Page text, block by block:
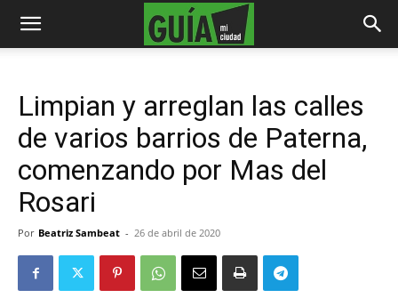
Limpian y arreglan las calles
de varios barrios de Paterna,
comenzando por Mas del
Rosari
Por Beatriz Sambeat - 26 de abril de 2020